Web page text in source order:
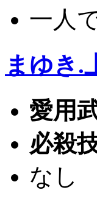
一人
まゆき.
愛用
必殺
なし